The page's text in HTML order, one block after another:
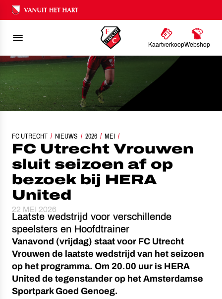
Ons nalatenschap
KaartverkoopWebshop
FC UTRECHT NIEUWS 2026 MEI
FC UTRECHT VROUWEN SLUIT SEIZOEN AF OP BEZOEK BIJ HERA UNITED
FC Utrecht Vrouwen
sluit seizoen af op
bezoek bij HERA
United
22 MEI 2026
Laatste wedstrijd voor verschillende
speelsters en Hoofdtrainer
Vanavond (vrijdag) staat voor FC Utrecht
Vrouwen de laatste wedstrijd van het seizoen
op het programma. Om 20.00 uur is HERA
United de tegenstander op het Amsterdamse
Sportpark Goed Genoeg.